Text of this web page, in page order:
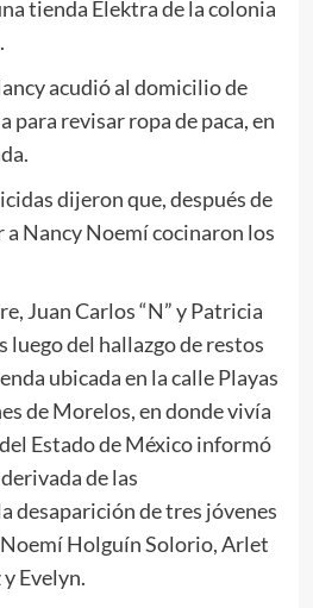
tienda Elektra de la colonia
acudió al domicilio de
para revisar ropa de paca, en
dijeron que, después de
Nancy Noemí cocinaron los
Juan Carlos “N” y Patricia
luego del hallazgo de restos
ubicada en la calle Playas
de Morelos, en donde vivía
Estado de México informó
de las
desaparición de tres jóvenes
Holguín Solorio, Arlet
Evelyn.